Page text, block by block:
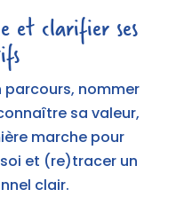
et clarifier ses
parcours, nommer
sa valeur,
marche pour
et (re)tracer un
clair.